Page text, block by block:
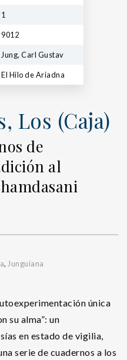
1
9012
Jung, Carl Gustav
El Hilo de Ariadna
Los (Caja)
de
al
, Junguiana
única
su alma”: un
en estado de vigilia,
serie de cuadernos a los